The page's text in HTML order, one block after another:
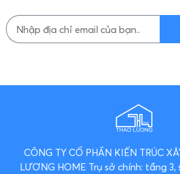
CÔNG TY CỔ PHẦN KIẾN TRÚC
LƯƠNG HOME Trụ sở chính: tầng 3,